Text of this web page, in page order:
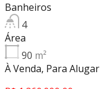
Banheiros
4
Área
90 m²
À Venda, Para Alugar